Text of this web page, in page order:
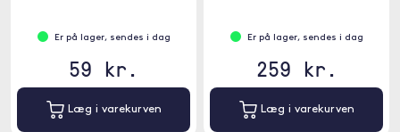
Er på lager, sendes i dag
59 kr.
Læg i varekurven
Er på lager, sendes i dag
259 kr.
Læg i varekurven